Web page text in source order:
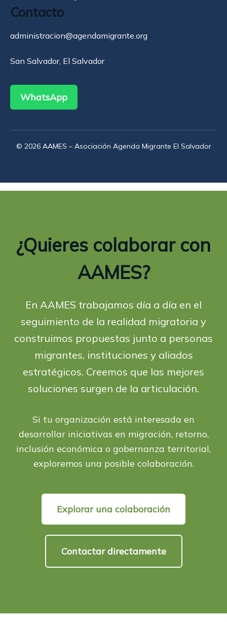
Contacto
administracion@agendamigrante.org
San Salvador, El Salvador
WhatsApp
© 2026 AAMES – Asociación Agenda Migrante El Salvador
¿Quieres colaborar con
AAMES?
En AAMES trabajamos día a día en el
seguimiento de la realidad migratoria y
construimos propuestas junto a personas
migrantes, instituciones y aliados
estratégicos. Creemos que las mejores
soluciones surgen de la articulación.
Si tu organización está interesada en
desarrollar iniciativas en migración, retorno,
inclusión económica o gobernanza territorial,
exploremos una posible colaboración.
Explorar una colaboración
Contactar directamente